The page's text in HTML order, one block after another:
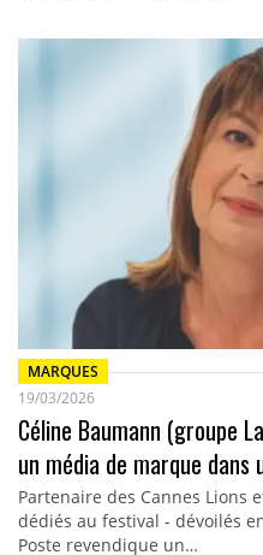
MARQUES
19/03/2026
Céline Baumann (groupe
un média de marque
Partenaire des Cannes Lions
dédiés au festival - dévoilés
Poste revendique un…